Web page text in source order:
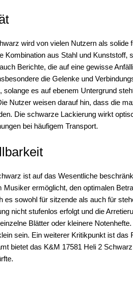
wird von vielen Nutzern als solide
Kombination aus Stahl und Kunststoff,
Berichte, die auf eine gewisse
die Gelenke und
solange es auf ebenem Untergrund
Nutzer weisen darauf hin, dass die
Die schwarze Lackierung wirkt
bei häufigem Transport.
ist auf das Wesentliche
ermöglicht, den optimalen
es sowohl für sitzende als auch für
nicht stufenlos erfolgt und die
Blätter oder kleinere
sein. Ein weiterer Kritikpunkt ist
bietet das K&M 17581 Heli 2